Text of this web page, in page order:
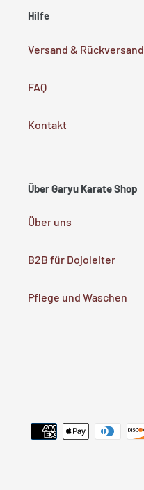
Hilfe
Versand & Rückversand
FAQ
Kontakt
Über Garyu Karate Shop
Über uns
B2B für Dojoleiter
Pflege und Waschen